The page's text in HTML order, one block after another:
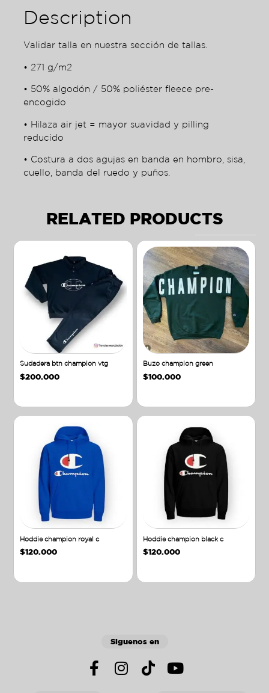
Description
Validar talla en nuestra sección de tallas.
• 271 g/m2
• 50% algodón / 50% poliéster fleece pre-
encogido
• Hilaza air jet = mayor suavidad y pilling
reducido
• Costura a dos agujas en banda en hombro, sisa,
cuello, banda del ruedo y puños.
RELATED PRODUCTS
Sudadera btn champion vtg
$200.000
Buzo champion green
$100.000
Hoddie champion royal c
$120.000
Hoddie champion black c
$120.000
Siguenos en